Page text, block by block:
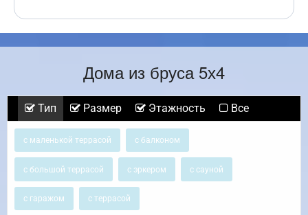
Дома из бруса 5х4
Тип Размер Этажность Все
с маленькой террасой с балконом
с большой террасой с эркером с сауной
с гаражом с террасой